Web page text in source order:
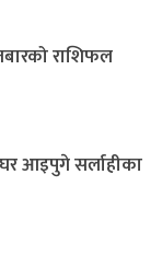
राशिफल
आइपुगे सर्लाहीका